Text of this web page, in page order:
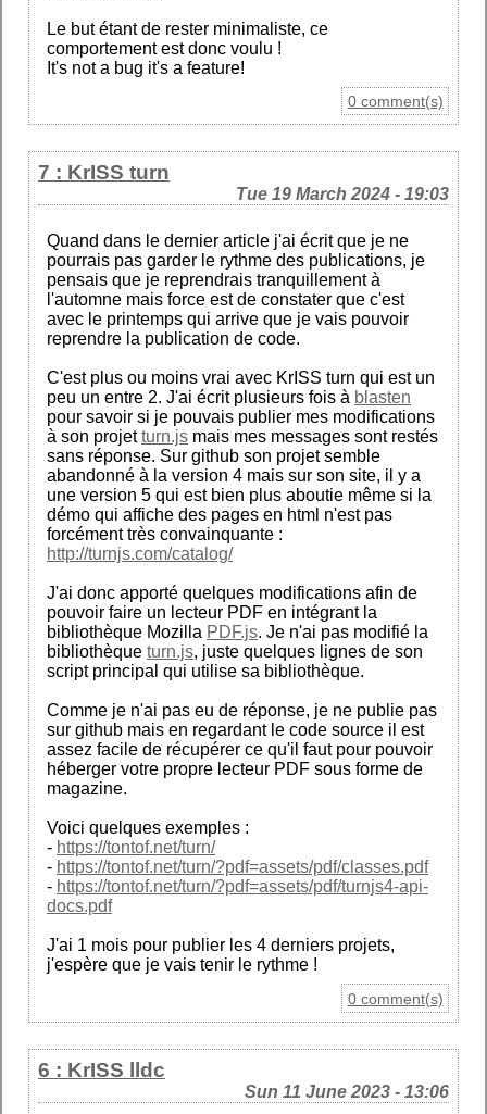
Le but étant de rester minimaliste, ce
comportement est donc voulu !
It's not a bug it's a feature!
0 comment(s)
7 : KrISS turn
Tue 19 March 2024 - 19:03
Quand dans le dernier article j'ai écrit que je ne
pourrais pas garder le rythme des publications, je
pensais que je reprendrais tranquillement à
l'automne mais force est de constater que c'est
avec le printemps qui arrive que je vais pouvoir
reprendre la publication de code.
C'est plus ou moins vrai avec KrISS turn qui est un
peu un entre 2. J'ai écrit plusieurs fois à blasten
pour savoir si je pouvais publier mes modifications
à son projetturn.js mais mes messages sont restés
sans réponse. Sur github son projet semble
abandonné à la version 4 mais sur son site, il y a
une version 5 qui est bien plus aboutie même si la
démo qui affiche des pages en html n'est pas
forcément très convainquante :
http://turnjs.com/catalog/
J'ai donc apporté quelques modifications afin de
pouvoir faire un lecteur PDF en intégrant la
bibliothèque Mozilla PDF.js. Je n'ai pas modifié la
bibliothèque turn.js, juste quelques lignes de son
script principal qui utilise sa bibliothèque.
Comme je n'ai pas eu de réponse, je ne publie pas
sur github mais en regardant le code source il est
assez facile de récupérer ce qu'il faut pour pouvoir
héberger votre propre lecteur PDF sous forme de
magazine.
Voici quelques exemples :
- https://tontof.net/turn/
- https://tontof.net/turn/?pdf=assets/pdf/classes.pdf
- https://tontof.net/turn/?pdf=assets/pdf/turnjs4-api-
docs.pdf
J'ai 1 mois pour publier les 4 derniers projets,
j'espère que je vais tenir le rythme !
0 comment(s)
6 : KrISS lldc
Sun 11 June 2023 - 13:06